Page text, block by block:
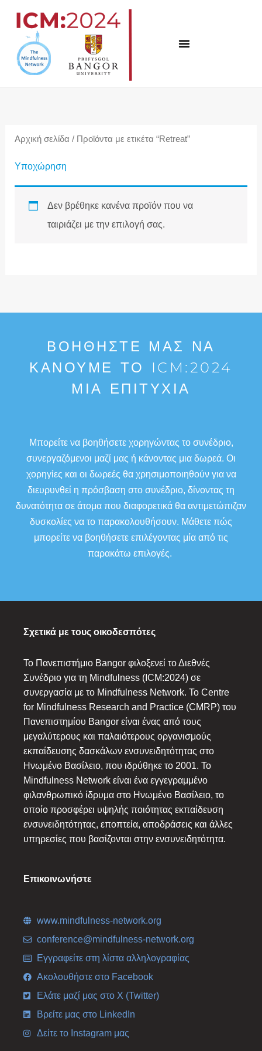
περιεχόμενο
Αρχική σελίδα / Προϊόντα με ετικέτα “Retreat”
Υποχώρηση
Δεν βρέθηκε κανένα προϊόν που να
ταιριάζει με την επιλογή σας.
ΒΟΗΘΉΣΤΕ ΜΑΣ ΝΑ
ΚΆΝΟΥΜΕ ΤΟ ICM:2024
ΜΙΑ ΕΠΙΤΥΧΊΑ
Μπορείτε να βοηθήσετε χορηγώντας το συνέδριο,
συνεργαζόμενοι μαζί μας ή κάνοντας μια δωρεά. Οι
χορηγίες και οι δωρεές θα χρησιμοποιηθούν για να
διευρυνθεί η πρόσβαση στο συνέδριο, δίνοντας τη
δυνατότητα σε άτομα που διαφορετικά θα αντιμετώπιζαν
δυσκολίες να το παρακολουθήσουν. Μάθετε πώς
μπορείτε να βοηθήσετε επιλέγοντας μία από τις
παρακάτω επιλογές.
Σχετικά με τους οικοδεσπότες
Το Πανεπιστήμιο Bangor φιλοξενεί το Διεθνές
Συνέδριο για τη Mindfulness (ICM:2024) σε
συνεργασία με το Mindfulness Network. Το Centre
for Mindfulness Research and Practice (CMRP) του
Πανεπιστημίου Bangor είναι ένας από τους
μεγαλύτερους και παλαιότερους οργανισμούς
εκπαίδευσης δασκάλων ενσυνειδητότητας στο
Ηνωμένο Βασίλειο, που ιδρύθηκε το 2001. Το
Mindfulness Network είναι ένα εγγεγραμμένο
φιλανθρωπικό ίδρυμα στο Ηνωμένο Βασίλειο, το
οποίο προσφέρει υψηλής ποιότητας εκπαίδευση
ενσυνειδητότητας, εποπτεία, αποδράσεις και άλλες
υπηρεσίες που βασίζονται στην ενσυνειδητότητα.
Επικοινωνήστε
www.mindfulness-network.org
conference@mindfulness-network.org
Εγγραφείτε στη λίστα αλληλογραφίας
Ακολουθήστε στο Facebook
Ελάτε μαζί μας στο X (Twitter)
Βρείτε μας στο LinkedIn
Δείτε το Instagram μας